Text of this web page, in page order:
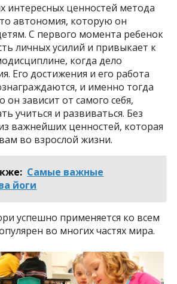
интересных ценностей метода
автономия, которую он
С первого момента ребенок
личных усилий и привыкает к
когда дело
Его достижения и его работа
и именно тогда
он зависит от самого себя,
учиться и развиваться. Без
важнейших ценностей, которая
во взрослой жизни.
Самые важные
йоги
успешно применяется ко всем
во многих частях мира.